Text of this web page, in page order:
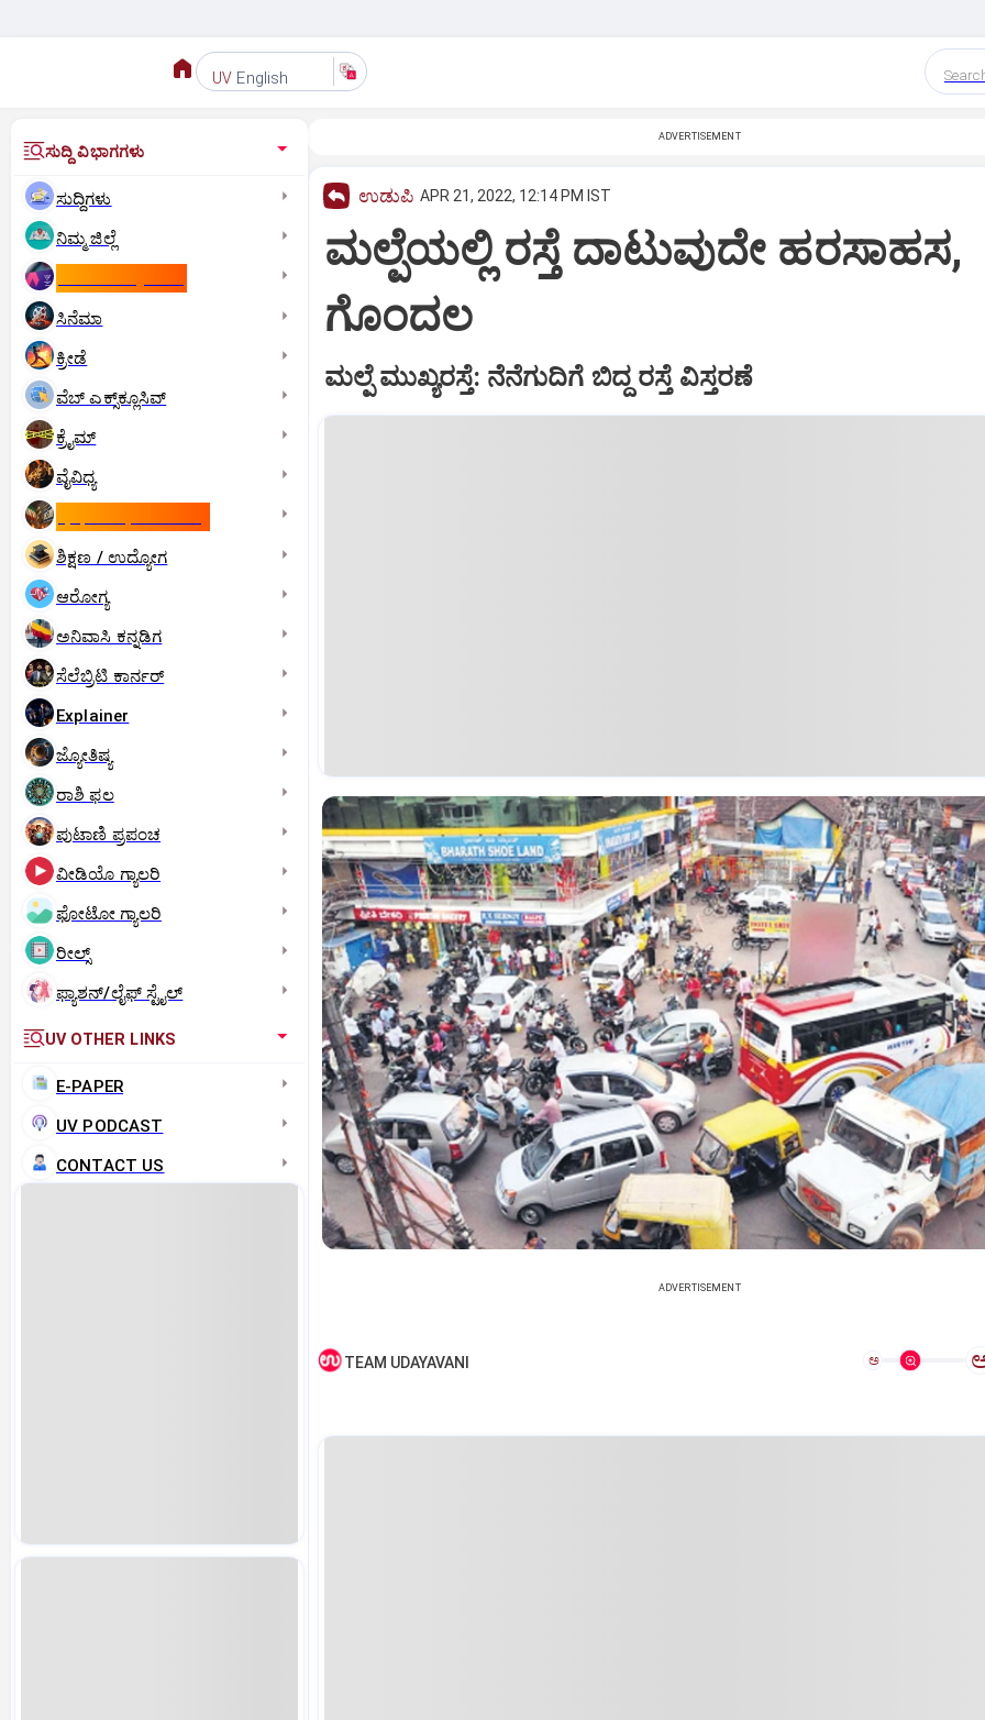
UV English
ಸುದ್ದಿ ವಿಭಾಗಗಳು
ಸುದ್ದಿಗಳು
ನಿಮ್ಮ ಜಿಲ್ಲೆ
ಸಿನೆಮಾ
ಕ್ರೀಡೆ
ವೆಬ್ ಎಕ್ಸ್‌ಕ್ಲೂಸಿವ್
ಕ್ರೈಮ್
ವೈವಿಧ್ಯ
ಶಿಕ್ಷಣ / ಉದ್ಯೋಗ
ಆರೋಗ್ಯ
ಅನಿವಾಸಿ ಕನ್ನಡಿಗ
ಸೆಲೆಬ್ರಿಟಿ ಕಾರ್ನರ್‌
Explainer
ಜ್ಯೋತಿಷ್ಯ
ರಾಶಿ ಫಲ
ಪುಟಾಣಿ ಪ್ರಪಂಚ
ವೀಡಿಯೊ ಗ್ಯಾಲರಿ
ಫೋಟೋ ಗ್ಯಾಲರಿ
ರೀಲ್ಸ್
ಫ್ಯಾಶನ್/ಲೈಫ್‌ ಸ್ಟೈಲ್
UV OTHER LINKS
E-PAPER
UV PODCAST
CONTACT US
ADVERTISEMENT
ಉಡುಪಿ APR 21, 2022, 12:14 PM IST
ಮಲ್ಪೆಯಲ್ಲಿ ರಸ್ತೆ ದಾಟುವುದೇ ಹರಸಾಹಸ,
ಗೊಂದಲ
ಮಲ್ಪೆ ಮುಖ್ಯರಸ್ತೆ: ನೆನೆಗುದಿಗೆ ಬಿದ್ದ ರಸ್ತೆ ವಿಸ್ತರಣೆ
ADVERTISEMENT
TEAM UDAYAVANI ಅ